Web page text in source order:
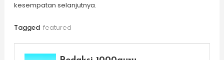
kesempatan selanjutnya.
Tagged featured